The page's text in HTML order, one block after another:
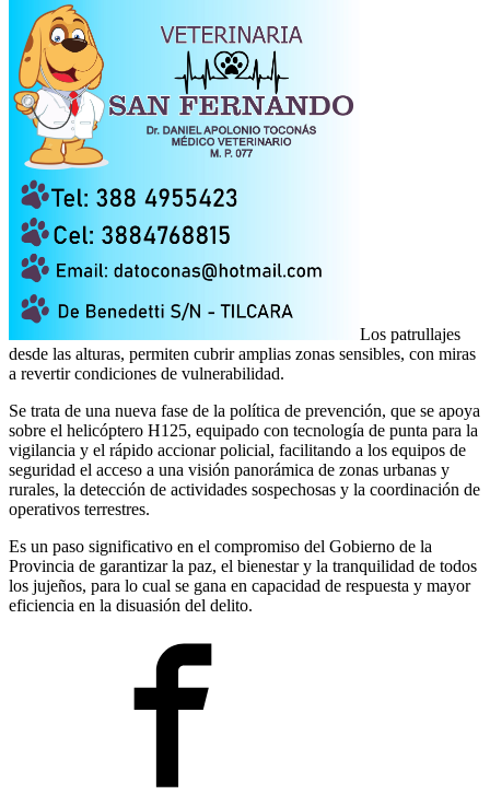
Los patrullajes
desde las alturas, permiten cubrir amplias zonas sensibles, con miras
a revertir condiciones de vulnerabilidad.
Se trata de una nueva fase de la política de prevención, que se apoya
sobre el helicóptero H125, equipado con tecnología de punta para la
vigilancia y el rápido accionar policial, facilitando a los equipos de
seguridad el acceso a una visión panorámica de zonas urbanas y
rurales, la detección de actividades sospechosas y la coordinación de
operativos terrestres.
Es un paso significativo en el compromiso del Gobierno de la
Provincia de garantizar la paz, el bienestar y la tranquilidad de todos
los jujeños, para lo cual se gana en capacidad de respuesta y mayor
eficiencia en la disuasión del delito.